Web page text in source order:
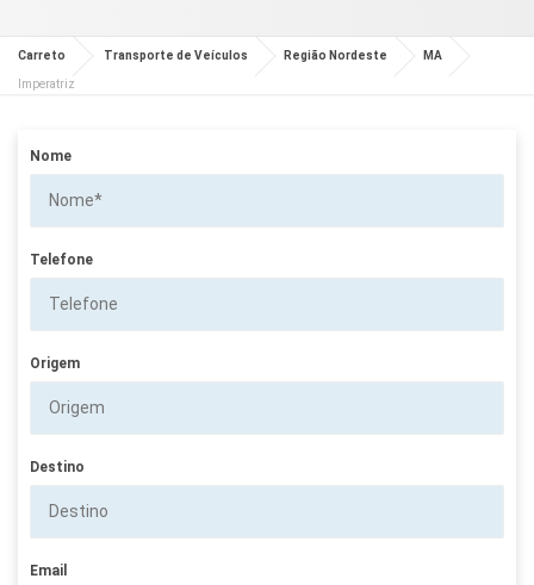
Carreto Transporte de Veículos Região Nordeste MA
Imperatriz
Nome
Telefone
Origem
Destino
Email